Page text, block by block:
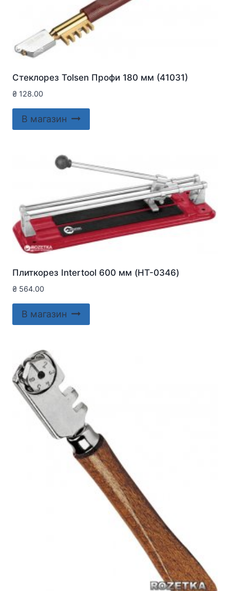
Стеклорез Tolsen Профи 180 мм (41031)
₴ 128.00
В магазин
Плиткорез Intertool 600 мм (HT-0346)
₴ 564.00
В магазин